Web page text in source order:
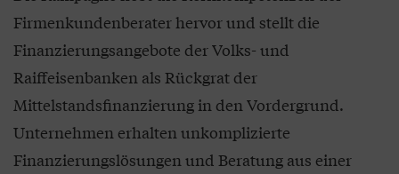
Firmenkundenberater hervor und stellt die
Finanzierungsangebote der Volks- und
Raiffeisenbanken als Rückgrat der
Mittelstandsfinanzierung in den Vordergrund.
Unternehmen erhalten unkomplizierte
Finanzierungslösungen und Beratung aus einer